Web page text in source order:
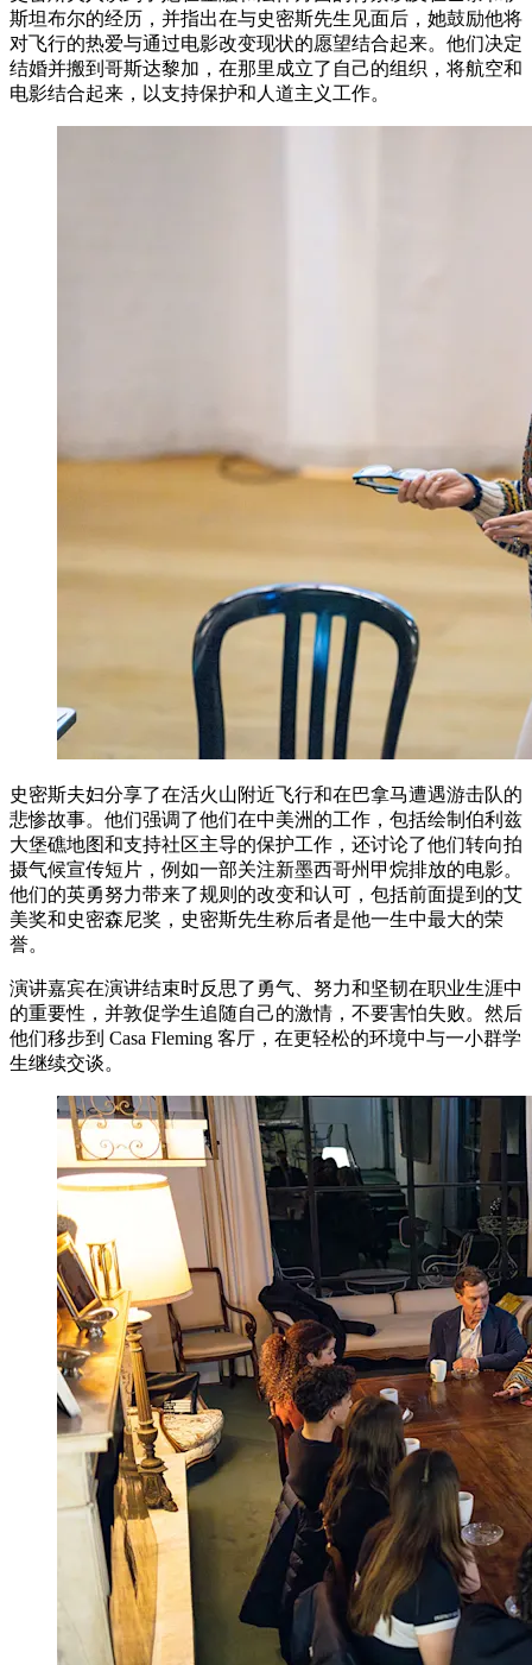
斯坦布尔的经历，并指出在与史密斯先生见面后，她鼓励他将
对飞行的热爱与通过电影改变现状的愿望结合起来。他们决定
结婚并搬到哥斯达黎加，在那里成立了自己的组织，将航空和
电影结合起来，以支持保护和人道主义工作。
史密斯夫妇分享了在活火山附近飞行和在巴拿马遭遇游击队的
悲惨故事。他们强调了他们在中美洲的工作，包括绘制伯利兹
大堡礁地图和支持社区主导的保护工作，还讨论了他们转向拍
摄气候宣传短片，例如一部关注新墨西哥州甲烷排放的电影。
他们的英勇努力带来了规则的改变和认可，包括前面提到的艾
美奖和史密森尼奖，史密斯先生称后者是他一生中最大的荣
誉。
演讲嘉宾在演讲结束时反思了勇气、努力和坚韧在职业生涯中
的重要性，并敦促学生追随自己的激情，不要害怕失败。然后
他们移步到 Casa Fleming 客厅，在更轻松的环境中与一小群学
生继续交谈。